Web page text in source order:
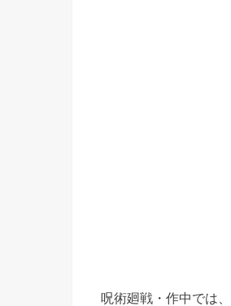
呪術廻戦・作中では